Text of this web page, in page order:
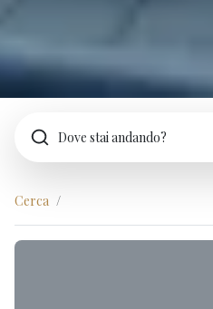
Dove stai andando?
Cerca